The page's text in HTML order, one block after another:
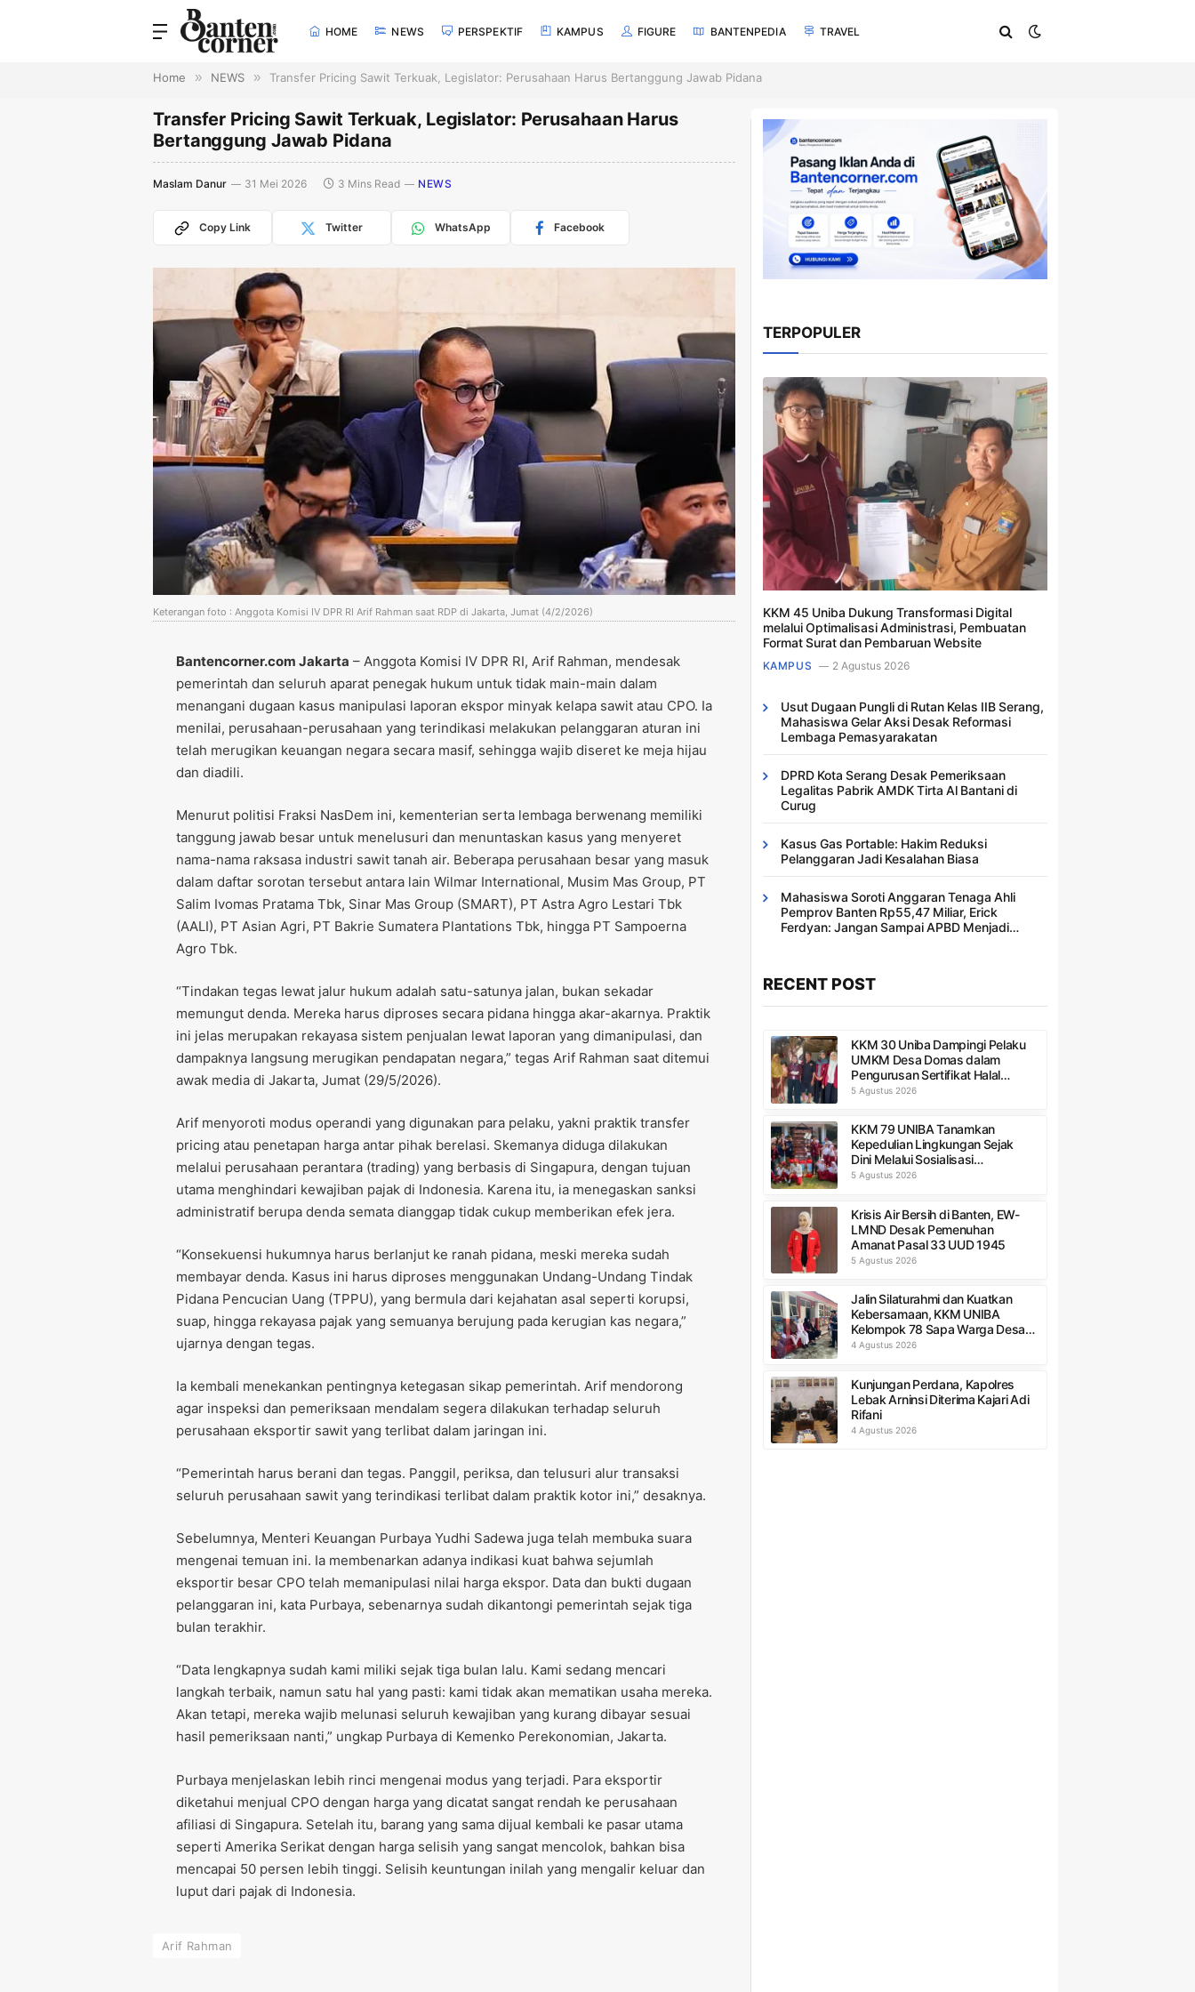
HOME NEWS PERSPEKTIF KAMPUS FIGURE BANTENPEDIA TRAVEL
Home » NEWS » Transfer Pricing Sawit Terkuak, Legislator: Perusahaan Harus Bertanggung Jawab Pidana
Transfer Pricing Sawit Terkuak, Legislator: Perusahaan Harus
Bertanggung Jawab Pidana
Maslam Danur 31 Mei 2026 3 Mins Read NEWS
Copy Link Twitter WhatsApp Facebook
Keterangan foto : Anggota Komisi IV DPR RI Arif Rahman saat RDP di Jakarta, Jumat (4/2/2026)
Bantencorner.com Jakarta – Anggota Komisi IV DPR RI, Arif Rahman, mendesak
pemerintah dan seluruh aparat penegak hukum untuk tidak main-main dalam
menangani dugaan kasus manipulasi laporan ekspor minyak kelapa sawit atau CPO. Ia
menilai, perusahaan-perusahaan yang terindikasi melakukan pelanggaran aturan ini
telah merugikan keuangan negara secara masif, sehingga wajib diseret ke meja hijau
dan diadili.
Menurut politisi Fraksi NasDem ini, kementerian serta lembaga berwenang memiliki
tanggung jawab besar untuk menelusuri dan menuntaskan kasus yang menyeret
nama-nama raksasa industri sawit tanah air. Beberapa perusahaan besar yang masuk
dalam daftar sorotan tersebut antara lain Wilmar International, Musim Mas Group, PT
Salim Ivomas Pratama Tbk, Sinar Mas Group (SMART), PT Astra Agro Lestari Tbk
(AALI), PT Asian Agri, PT Bakrie Sumatera Plantations Tbk, hingga PT Sampoerna
Agro Tbk.
“Tindakan tegas lewat jalur hukum adalah satu-satunya jalan, bukan sekadar
memungut denda. Mereka harus diproses secara pidana hingga akar-akarnya. Praktik
ini jelas merupakan rekayasa sistem penjualan lewat laporan yang dimanipulasi, dan
dampaknya langsung merugikan pendapatan negara,” tegas Arif Rahman saat ditemui
awak media di Jakarta, Jumat (29/5/2026).
Arif menyoroti modus operandi yang digunakan para pelaku, yakni praktik transfer
pricing atau penetapan harga antar pihak berelasi. Skemanya diduga dilakukan
melalui perusahaan perantara (trading) yang berbasis di Singapura, dengan tujuan
utama menghindari kewajiban pajak di Indonesia. Karena itu, ia menegaskan sanksi
administratif berupa denda semata dianggap tidak cukup memberikan efek jera.
“Konsekuensi hukumnya harus berlanjut ke ranah pidana, meski mereka sudah
membayar denda. Kasus ini harus diproses menggunakan Undang-Undang Tindak
Pidana Pencucian Uang (TPPU), yang bermula dari kejahatan asal seperti korupsi,
suap, hingga rekayasa pajak yang semuanya berujung pada kerugian kas negara,”
ujarnya dengan tegas.
Ia kembali menekankan pentingnya ketegasan sikap pemerintah. Arif mendorong
agar inspeksi dan pemeriksaan mendalam segera dilakukan terhadap seluruh
perusahaan eksportir sawit yang terlibat dalam jaringan ini.
“Pemerintah harus berani dan tegas. Panggil, periksa, dan telusuri alur transaksi
seluruh perusahaan sawit yang terindikasi terlibat dalam praktik kotor ini,” desaknya.
Sebelumnya, Menteri Keuangan Purbaya Yudhi Sadewa juga telah membuka suara
mengenai temuan ini. Ia membenarkan adanya indikasi kuat bahwa sejumlah
eksportir besar CPO telah memanipulasi nilai harga ekspor. Data dan bukti dugaan
pelanggaran ini, kata Purbaya, sebenarnya sudah dikantongi pemerintah sejak tiga
bulan terakhir.
“Data lengkapnya sudah kami miliki sejak tiga bulan lalu. Kami sedang mencari
langkah terbaik, namun satu hal yang pasti: kami tidak akan mematikan usaha mereka.
Akan tetapi, mereka wajib melunasi seluruh kewajiban yang kurang dibayar sesuai
hasil pemeriksaan nanti,” ungkap Purbaya di Kemenko Perekonomian, Jakarta.
Purbaya menjelaskan lebih rinci mengenai modus yang terjadi. Para eksportir
diketahui menjual CPO dengan harga yang dicatat sangat rendah ke perusahaan
afiliasi di Singapura. Setelah itu, barang yang sama dijual kembali ke pasar utama
seperti Amerika Serikat dengan harga selisih yang sangat mencolok, bahkan bisa
mencapai 50 persen lebih tinggi. Selisih keuntungan inilah yang mengalir keluar dan
luput dari pajak di Indonesia.
Arif Rahman
TERPOPULER
KKM 45 Uniba Dukung Transformasi Digital
melalui Optimalisasi Administrasi, Pembuatan
Format Surat dan Pembaruan Website
KAMPUS 2 Agustus 2026
Usut Dugaan Pungli di Rutan Kelas IIB Serang,
Mahasiswa Gelar Aksi Desak Reformasi
Lembaga Pemasyarakatan
DPRD Kota Serang Desak Pemeriksaan
Legalitas Pabrik AMDK Tirta Al Bantani di
Curug
Kasus Gas Portable: Hakim Reduksi
Pelanggaran Jadi Kesalahan Biasa ​
Mahasiswa Soroti Anggaran Tenaga Ahli
Pemprov Banten Rp55,47 Miliar, Erick
Ferdyan: Jangan Sampai APBD Menjadi
RECENT POST
KKM 30 Uniba Dampingi Pelaku
UMKM Desa Domas dalam
Pengurusan Sertifikat Halal
Produk
5 Agustus 2026
KKM 79 UNIBA Tanamkan
Kepedulian Lingkungan Sejak
Dini Melalui Sosialisasi
Pengelolaan Sampah di SDN 1
5 Agustus 2026
Krisis Air Bersih di Banten, EW-
LMND Desak Pemenuhan
Amanat Pasal 33 UUD 1945
5 Agustus 2026
Jalin Silaturahmi dan Kuatkan
Kebersamaan, KKM UNIBA
Kelompok 78 Sapa Warga Desa
Sumurbandung
4 Agustus 2026
Kunjungan Perdana, Kapolres
Lebak Arninsi Diterima Kajari Adi
Rifani
4 Agustus 2026